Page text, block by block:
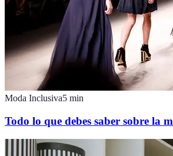
Moda Inclusiva5 min
Todo lo que debes saber sobre la